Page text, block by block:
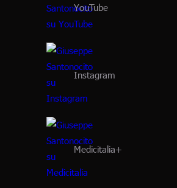
YouTube
Instagram
Medicitalia+